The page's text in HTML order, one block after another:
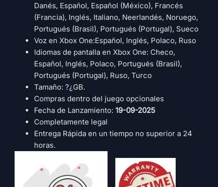
Danés, Español, Español (México), Francés
(Francia), Inglés, Italiano, Neerlandés, Noruego,
Portugués (Brasil), Portugués (Portugal), Sueco
Voz en Xbox One:Español, Inglés, Polaco, Ruso
Idiomas de pantalla en Xbox One: Checo,
Español, Inglés, Polaco, Portugués (Brasil),
Portugués (Portugal), Ruso, Turco
Tamaño: ?¿GB.
Compras dentro del juego opcionales
Fecha de Lanzamiento: 19-09-2025
Completamente legal
Entrega Rápida en un tiempo no superior a 24
horas.